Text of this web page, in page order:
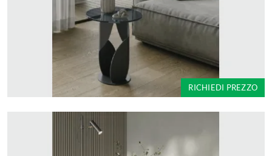
RICHIEDI PREZZO